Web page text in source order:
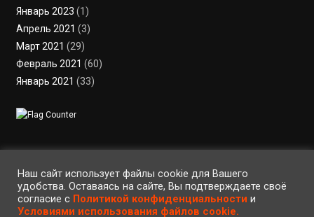
Январь 2023 (1)
Апрель 2021 (3)
Март 2021 (29)
Февраль 2021 (60)
Январь 2021 (33)
Условия использования файлов cookie
Вход Регистрация
©2023 • ArteFaktor • Все права защищены • Использование материалов
сайта регулируется законом об авторском праве •
Наш сайт использует файлы cookie для Вашего
удобства. Оставаясь на сайте, Вы подтверждаете своё
согласие с Политикой конфиденциальности и
Условиями использования файлов cookie.